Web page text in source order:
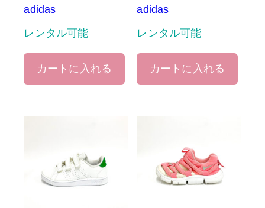
adidas
レンタル可能
カートに入れる
adidas
レンタル可能
カートに入れる